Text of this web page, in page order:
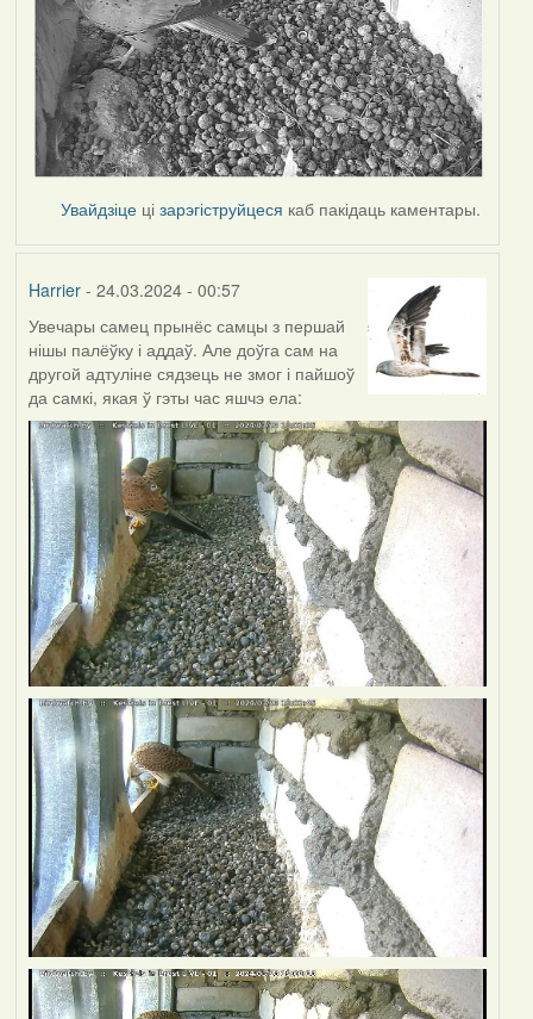
Увайдзіце цізарэгіструйцеся каб пакідаць каментары.
Harrier- 24.03.2024 - 00:57
Увечары самец прынёс самцы з першай
нішы палёўку і аддаў. Але доўга сам на
другой адтуліне сядзець не змог і пайшоў
да самкі, якая ў гэты час яшчэ ела: